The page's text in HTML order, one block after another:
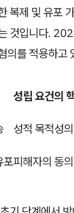
복제 및 유포
것입니다.
의를 적용하고
성립 요건의
성적 목적성
포피해자의 동